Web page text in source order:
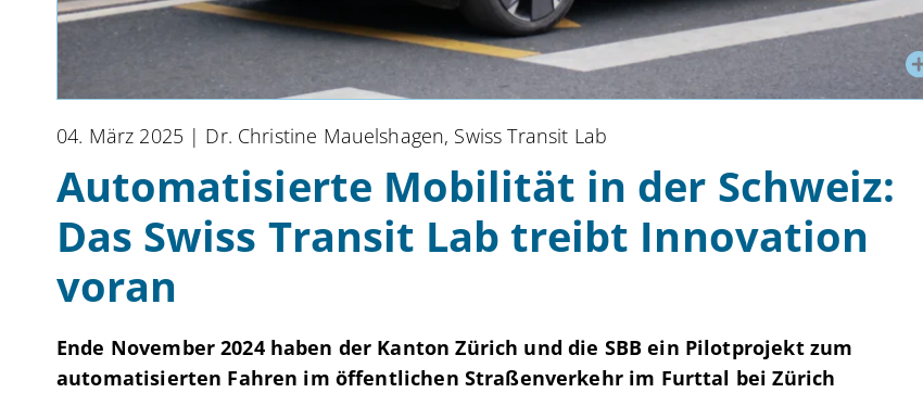
Automatisierte Mobilität in der Schweiz:
Das Swiss Transit Lab treibt Innovation
voran
04. März 2025 | Dr. Christine Mauelshagen, Swiss Transit Lab
Ende November 2024 haben der Kanton Zürich und die SBB ein Pilotprojekt zum
automatisierten Fahren im öffentlichen Straßenverkehr im Furttal bei Zürich